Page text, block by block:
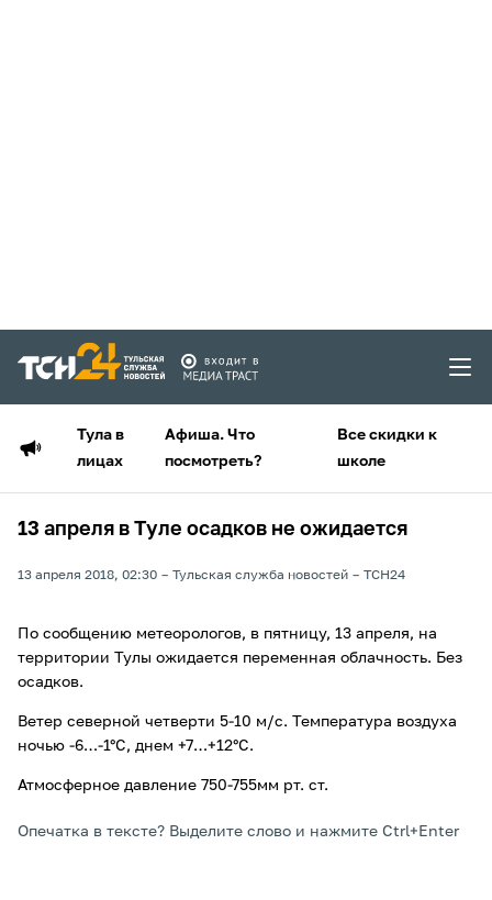
Тула в
лицах
Афиша. Что
посмотреть?
Все скидки к
школе
13 апреля в Туле осадков не ожидается
13 апреля 2018, 02:30 Тульская служба новостей ТСН24
По сообщению метеорологов, в пятницу, 13 апреля, на
территории Тулы ожидается переменная облачность. Без
осадков.
Ветер северной четверти 5-10 м/с. Температура воздуха
ночью -6…-1°С, днем +7…+12°С.
Атмосферное давление 750-755мм рт. ст.
Опечатка в тексте? Выделите слово и нажмите Ctrl+Enter